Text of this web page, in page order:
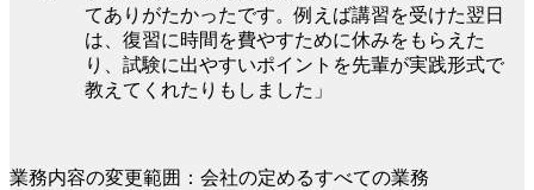
てありがたかったです。例えば講習を受けた翌日
は、復習に時間を費やすために休みをもらえた
り、試験に出やすいポイントを先輩が実践形式で
教えてくれたりもしました」
業務内容の変更範囲：会社の定めるすべての業務